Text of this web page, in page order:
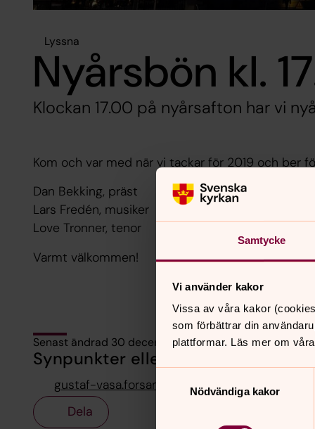
Samtycke
Vi använder kakor
Vissa av våra kakor
som förbättrar din
plattformar. Läs mer om
Nödvändiga kakor
Lyssna
Nyårsbön kl.
Klockan 17.00 på nyårsafton har vi
Kom och var med när vi tackar för 2019 och ber
Dan Bekking, präst
Lars Fredén, musiker
Love Tronner, tenor
Varmt välkommen!
Senast ändrad 30 december 2019
Synpunkter eller frågor på sidans
gustaf-vasa.forsamling@svenskakyrkan.se
Dela